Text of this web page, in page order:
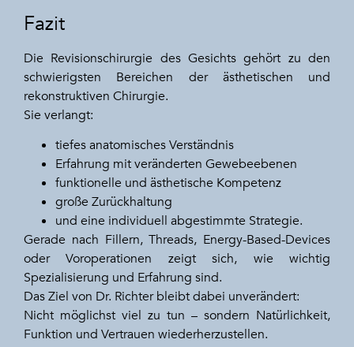
Fazit
Die Revisionschirurgie des Gesichts gehört zu den
schwierigsten Bereichen der ästhetischen und
rekonstruktiven Chirurgie.
Sie verlangt:
tiefes anatomisches Verständnis
Erfahrung mit veränderten Gewebeebenen
funktionelle und ästhetische Kompetenz
große Zurückhaltung
und eine individuell abgestimmte Strategie.
Gerade nach Fillern, Threads, Energy-Based-Devices
oder Voroperationen zeigt sich, wie wichtig
Spezialisierung und Erfahrung sind.
Das Ziel von Dr. Richter bleibt dabei unverändert:
Nicht möglichst viel zu tun – sondern Natürlichkeit,
Funktion und Vertrauen wiederherzustellen.